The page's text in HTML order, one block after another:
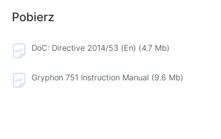
Myszy dla graczy
Stoły do gier
Urządzenia do gier
Pobierz
DoC: Directive 2014/53 (En) (4.7 Mb)
Gryphon 751 Instruction Manual (9.6 Mb)